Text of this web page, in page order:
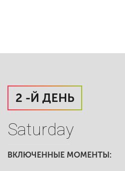
2 -Й ДЕНЬ
Saturday
ВКЛЮЧЕННЫЕ МОМЕНТЫ: